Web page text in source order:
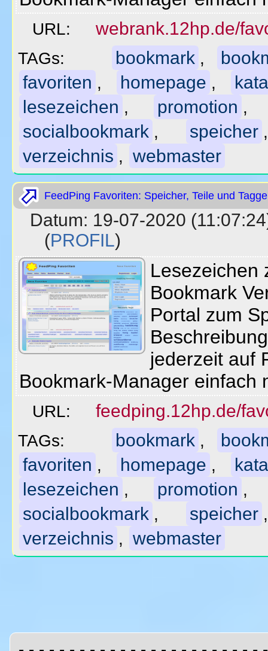
URL: webrank.12hp.de/
TAGs: bookmark ,
favoriten , homepage ,
lesezeichen , promotion
socialbookmark , speicher
verzeichnis , webmaster
FeedPing Favoriten: Speicher, Teile und
Datum: 19-07-2020
(PROFIL)
Lesezeichen
Bookmark
Portal zum
jederzeit auf
Bookmark-Manager einfach
URL: feedping.12hp.de/
TAGs: bookmark ,
favoriten , homepage ,
lesezeichen , promotion
socialbookmark , speicher
verzeichnis , webmaster